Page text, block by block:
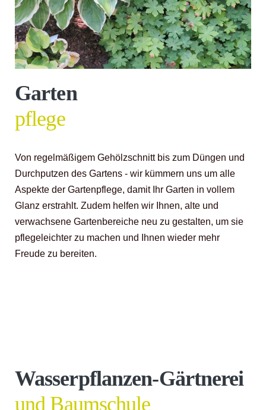
Garten
pflege
Von regelmäßigem Gehölzschnitt bis zum Düngen und
Durchputzen des Gartens - wir kümmern uns um alle
Aspekte der Gartenpflege, damit Ihr Garten in vollem
Glanz erstrahlt. Zudem helfen wir Ihnen, alte und
verwachsene Gartenbereiche neu zu gestalten, um sie
pflegeleichter zu machen und Ihnen wieder mehr
Freude zu bereiten.
Wasserpflanzen-Gärtnerei
und Baumschule